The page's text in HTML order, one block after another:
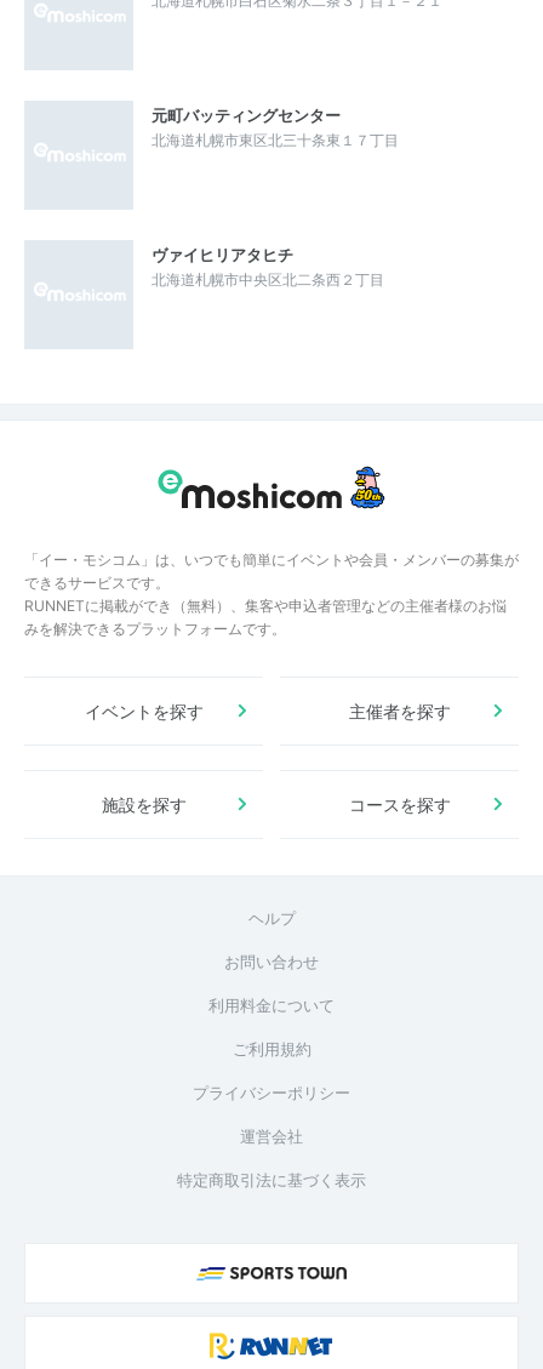
元町バッティングセンター
北海道札幌市東区北三十条東１７丁目
ヴァイヒリアタヒチ
北海道札幌市中央区北二条西２丁目
「イー・モシコム」は、いつでも簡単にイベントや会員・メンバーの募集が
できるサービスです。
RUNNETに掲載ができ（無料）、集客や申込者管理などの主催者様のお悩
みを解決できるプラットフォームです。
イベントを探す 主催者を探す
施設を探す コースを探す
ヘルプ
お問い合わせ
利用料金について
ご利用規約
プライバシーポリシー
運営会社
特定商取引法に基づく表示